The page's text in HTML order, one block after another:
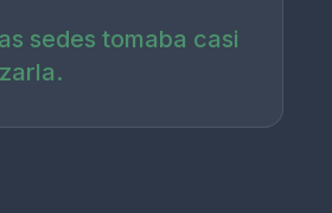
sedes tomaba casi